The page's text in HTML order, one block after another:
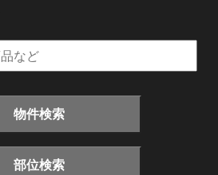
物件検索
部位検索